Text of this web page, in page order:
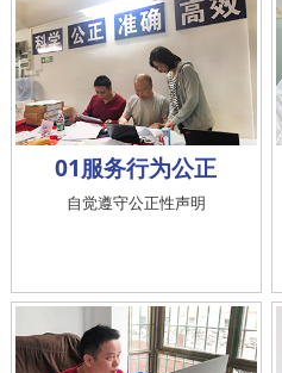
01服务行为公正
自觉遵守公正性声明